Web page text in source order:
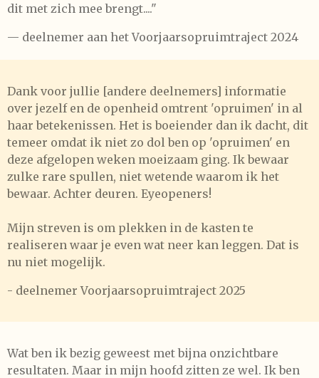
dit met zich mee brengt...."
— deelnemer aan het Voorjaarsopruimtraject 2024
Dank voor jullie [andere deelnemers] informatie
over jezelf en de openheid omtrent 'opruimen' in al
haar betekenissen. Het is boeiender dan ik dacht, dit
temeer omdat ik niet zo dol ben op 'opruimen' en
deze afgelopen weken moeizaam ging. Ik bewaar
zulke rare spullen, niet wetende waarom ik het
bewaar. Achter deuren. Eyeopeners!
Mijn streven is om plekken in de kasten te
realiseren waar je even wat neer kan leggen. Dat is
nu niet mogelijk.
- deelnemer Voorjaarsopruimtraject 2025
Wat ben ik bezig geweest met bijna onzichtbare
resultaten. Maar in mijn hoofd zitten ze wel. Ik ben